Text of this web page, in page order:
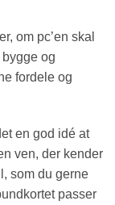
om pc’en skal
og
fordele og
en god idé at
ven, der kender
som du gerne
passer